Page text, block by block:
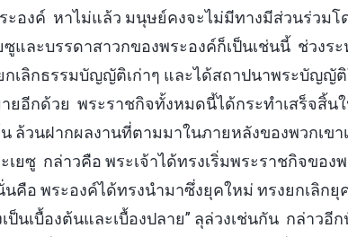
ะองค์ หาไม่แล้ว มนุษย์คงจะไม่มีทางมีส่วนร่วมโ
และบรรดาสาวกของพระองค์ก็เป็นเช่นนี้ ช่วงระ
กเลิกธรรมบัญญัติเก่าๆ และได้สถาปนาพระบัญญั
ยอีกด้วย พระราชกิจทั้งหมดนี้ได้กระทำเสร็จสิ้น
ล้วนฝากผลงานที่ตามมาในภายหลังของพวกเข
เยซู กล่าวคือ พระเจ้าได้ทรงเริ่มพระราชกิจของ
คือ พระองค์ได้ทรงนำมาซึ่งยุคใหม่ ทรงยกเลิกยุ
เป็นเบื้องต้นและเบื้องปลาย” ลุล่วงเช่นกัน กล่าว